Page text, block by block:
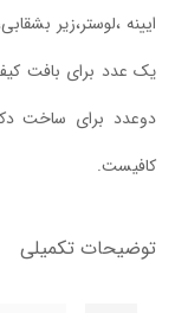
ایینه ،لوستر،زیر
یک عدد برای بافت
دوعدد برای ساخت
کافیست.
توضیحات تکمیلی